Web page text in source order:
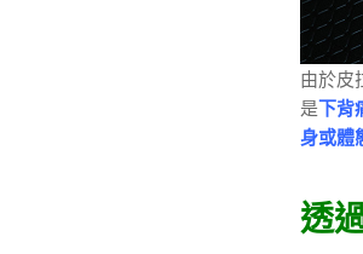
由於皮
是下背
身或體
透